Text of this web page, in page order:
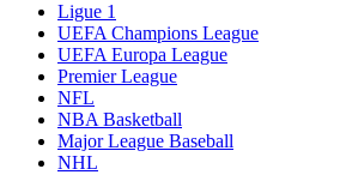
Ligue 1
UEFA Champions League
UEFA Europa League
Premier League
NFL
NBA Basketball
Major League Baseball
NHL